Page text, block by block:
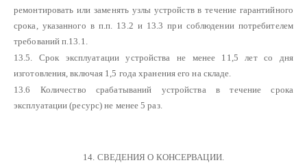
ремонтировать или заменять узлы устройств в течение гарантийного
срока, указанного в п.п. 13.2 и 13.3 при соблюдении потребителем
требований п.13.1.
13.5. Срок эксплуатации устройства не менее 11,5 лет со дня
изготовления, включая 1,5 года хранения его на складе.
13.6 Количество срабатываний устройства в течение срока
эксплуатации (ресурс) не менее 5 раз.
14. СВЕДЕНИЯ О КОНСЕРВАЦИИ.